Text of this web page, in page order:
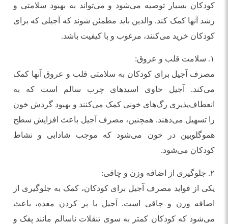
کودکان بسیار توصیه می‌شود و می‌تواند به بهبود سلامتی و
رشد آنها کمک کند. والدین باید مطمئن شوند که آجیلی که برای
کودکان خرید می‌کنند، مرغوب و با کیفیت باشد.
۱. سلامت قلب و عروق:
مصرف آجیل برای کودکان به سلامتی قلب و عروق آنها کمک
می‌کند. آجیل حاوی اسیدهای چرب سالم است که به
انعطاف‌پذیری رگ‌های خونی کمک می‌کنند و بهبود گردش خون
را تسهیل می‌دهند. همچنین، مصرف آجیل باعث افزایش سطح
هموگلوبین در خون می‌شود که موجب شادابی و نشاط
کودکان می‌شود.
۲. جلوگیری از اضافه وزن و چاقی:
یکی از فواید مصرف آجیل برای کودکان، کمک به جلوگیری از
اضافه وزن و چاقی است. آجیل با پر کردن معده، باعث
می‌شود که کودکان کمتر به سوی تنقلات ناسالم مانند پفک و